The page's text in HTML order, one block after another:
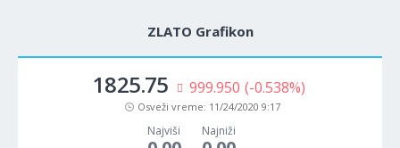
ZLATO Grafikon
1825.75 999.950 (-0.538%)
Osveži vreme: 11/24/2020 9:17
Najviši Najniži